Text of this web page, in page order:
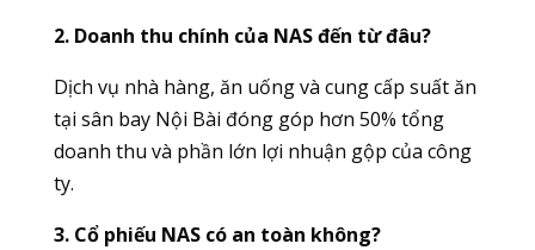
2. Doanh thu chính của NAS đến từ đâu?
Dịch vụ nhà hàng, ăn uống và cung cấp suất ăn
tại sân bay Nội Bài đóng góp hơn 50% tổng
doanh thu và phần lớn lợi nhuận gộp của công
ty.
3. Cổ phiếu NAS có an toàn không?